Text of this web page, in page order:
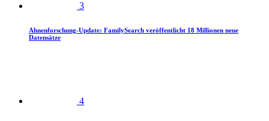
3
Ahnenforschung-Update: FamilySearch veröffentlicht 18 Millionen neue
Datensätze
4